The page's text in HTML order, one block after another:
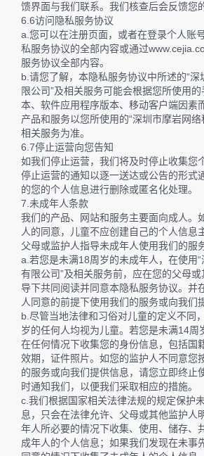
馈界面与我们联系。我们核查后会反馈您
6.6访问隐私服务协议
a.您可以在注册页面，或者在登录个人账
私服务协议的全部内容或通过
服务协议全部内容。
b.请您了解，本隐私服务协议中所述的“深
限公司”及相关服务可能会根据您所使用
本、软件应用程序版本、移动客户端因素
产品和服务以您所使用的“深圳市摩岩网
相关服务为准。
6.7停止运营向您告知
如我们停止运营，我们将及时停止收集您
停止运营的通知以逐一送达或公告的形式
的您的个人信息进行删除或匿名化处理。
7.未成年人条款
我们的产品、网站和服务主要面向成人。
人的同意，儿童不应创建自己的个人信息
父母或监护人指导未成年人使用我们的服务
a.若您是未满18周岁的未成年人，在使用
有限公司”及相关服务前，应在您的父母
导下共同阅读并同意本隐私服务协议。并
人同意的前提下使用我们的服务或向我们
b.尽管当地法律和习俗对儿童的定义不同
岁的任何人均视为儿童。若您是未满14周
在任何情况下收集您的身份信息，包括国
效期，证件照片。如您的监护人不同意您
的服务或向我们提供信息，请您立即终止
时通知我们，以便我们采取相应的措施。
c.我们根据国家相关法律法规的规定保护
息，只会在法律允许、父母或其他监护人
年人所必要的情况下收集、使用、储存、
成年人的个人信息；如果我们发现在未事